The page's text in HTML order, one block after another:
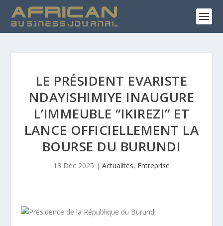
LE PRÉSIDENT EVARISTE
NDAYISHIMIYE INAUGURE
L’IMMEUBLE “IKIREZI” ET
LANCE OFFICIELLEMENT LA
BOURSE DU BURUNDI
13 Déc 2025 | Actualités, Entreprise